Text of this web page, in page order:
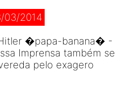
03/2014
�papa-banana� -
Imprensa também se
pelo exagero